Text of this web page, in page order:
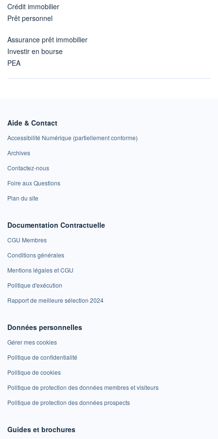
Crédit immobilier
Prêt personnel
Assurance prêt immobilier
Investir en bourse
PEA
Aide & Contact
Accessibilité Numérique (partiellement conforme)
Archives
Contactez-nous
Foire aux Questions
Plan du site
Documentation Contractuelle
CGU Membres
Conditions générales
Mentions légales et CGU
Politique d'exécution
Rapport de meilleure sélection 2024
Données personnelles
Gérer mes cookies
Politique de confidentialité
Politique de cookies
Politique de protection des données membres et visiteurs
Politique de protection des données prospects
Guides et brochures